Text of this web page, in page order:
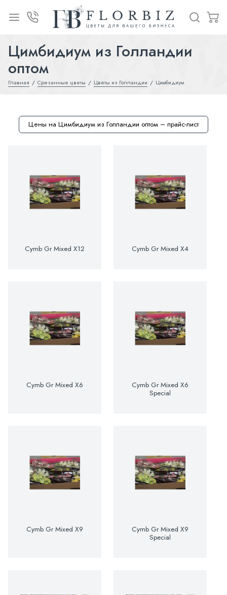
Цимбидиум из Голландии
оптом
Главная Срезанные цветы Цветы из Голландии Цимбидиум
Цены на Цимбидиум из Голландии оптом – прайс-лист
Cymb Gr Mixed X12 Cymb Gr Mixed X4
Cymb Gr Mixed X6
Cymb Gr Mixed X6
Special
Cymb Gr Mixed X9
Cymb Gr Mixed X9
Special